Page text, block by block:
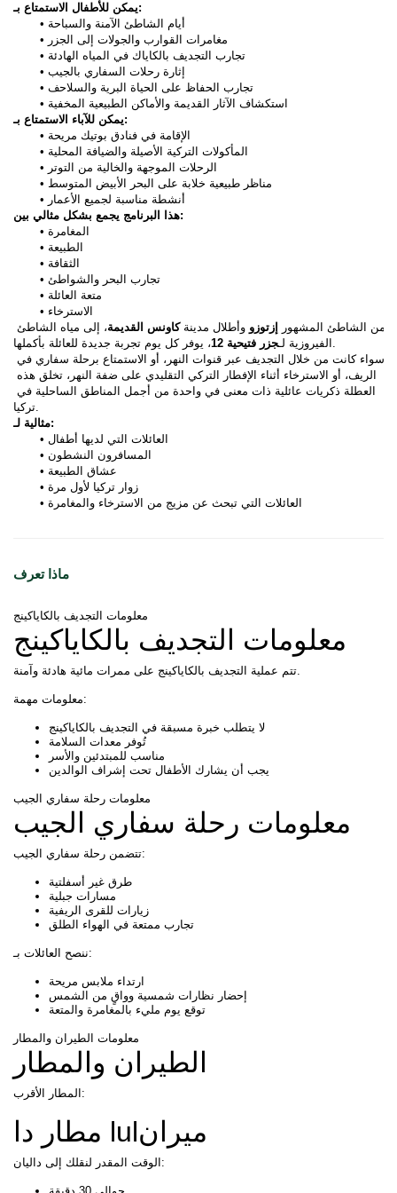
يمكن للأطفال الاستمتاع بـ:
أيام الشاطئ الآمنة والسباحة
مغامرات القوارب والجولات إلى الجزر
تجارب التجديف بالكاياك في المياه الهادئة
إثارة رحلات السفاري بالجيب
تجارب الحفاظ على الحياة البرية والسلاحف
استكشاف الآثار القديمة والأماكن الطبيعية المخفية
يمكن للآباء الاستمتاع بـ:
الإقامة في فنادق بوتيك مريحة
المأكولات التركية الأصيلة والضيافة المحلية
الرحلات الموجهة والخالية من التوتر
مناظر طبيعية خلابة على البحر الأبيض المتوسط
أنشطة مناسبة لجميع الأعمار
هذا البرنامج يجمع بشكل مثالي بين:
المغامرة
الطبيعة
الثقافة
تجارب البحر والشواطئ
متعة العائلة
الاسترخاء
من الشاطئ المشهور
إزتوزو وأطلال مدينة كاونس القديمة
الفيروزية لـجزر فتيحية 12
، يوفر كل يوم تجربة جديدة للعائلة بأكملها.
تركيا.
مثالية لـ:
العائلات التي لديها أطفال
المسافرون النشطون
عشاق الطبيعة
زوار تركيا لأول مرة
ماذا تعرف
معلومات التجديف بالكاياكينج
معلومات التجديف بالكاياكينج
تتم عملية التجديف بالكاياكينج على ممرات مائية هادئة وآمنة.
معلومات مهمة:
لا يتطلب خبرة مسبقة في التجديف بالكاياكينج
تُوفر معدات السلامة
مناسب للمبتدئين والأسر
يجب أن يشارك الأطفال تحت إشراف الوالدين
معلومات رحلة سفاري الجيب
معلومات رحلة سفاري الجيب
تتضمن رحلة سفاري الجيب:
طرق غير أسفلتية
مسارات جبلية
زيارات للقرى الريفية
تجارب ممتعة في الهواء الطلق
ننصح العائلات بـ:
ارتداء ملابس مريحة
إحضار نظارات شمسية وواقٍ من الشمس
توقع يوم مليء بالمغامرة والمتعة
معلومات الطيران والمطار
الطيران والمطار
المطار الأقرب:
مطار دا lulميران
الوقت المقدر لنقلك إلى داليان: